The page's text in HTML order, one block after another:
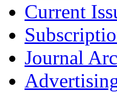
Current
Journal